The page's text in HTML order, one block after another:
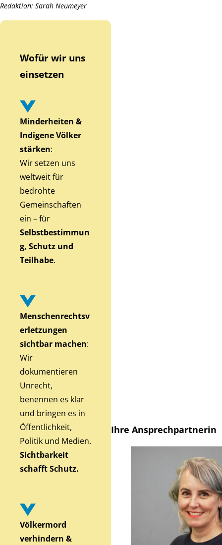
Redaktion: Sarah Neumeyer
Wofür wir uns
einsetzen
Minderheiten &
Indigene Völker
stärken:
Wir setzen uns
weltweit für
bedrohte
Gemeinschaften
ein – für
Selbstbestimmun
g, Schutz und
Teilhabe.
Menschenrechtsv
erletzungen
sichtbar machen:
Wir
dokumentieren
Unrecht,
benennen es klar
und bringen es in
Öffentlichkeit,
Politik und Medien.
Sichtbarkeit
schafft Schutz.
Völkermord
verhindern &
Ihre Ansprechpartnerin